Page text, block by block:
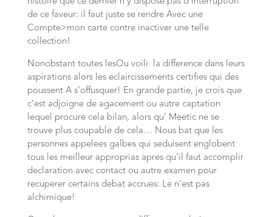
de ce faveur: il faut juste se rendre Avec une
Compte>mon carte contre inactiver une telle
collection!
Nonobstant toutes lesOu voili la difference dans leurs
aspirations alors les eclaircissements certifies qui des
poussent A s’offusquer! En grande partie, je crois que
c’est adjoigne de agacement ou autre captation
lequel procure cela bilan, alors qu’ Meetic ne se
trouve plus coupable de cela… Nous bat que les
personnes appelees galbes qui seduisent englobent
tous les meilleur approprias apres qu’il faut accomplir
declaration avec contact ou autre examen pour
recuperer certains debat accrues: Le n’est pas
alchimique!